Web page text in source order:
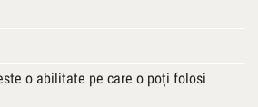
o abilitate pe care o poți folosi